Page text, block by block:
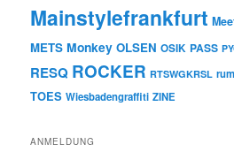
Mainstylefrankfurt
METS Monkey OLSEN OSIK PASS
RESQ ROCKER RTSWGKRSL
TOES Wiesbadengraffiti ZINE
ANMELDUNG